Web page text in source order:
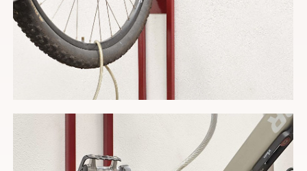
Información básica sobre protección de
datos